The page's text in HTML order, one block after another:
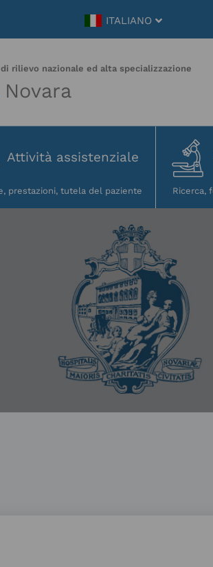
ITALIANO
di rilievo nazionale ed alta specializzazione
Novara
Attività assistenziale